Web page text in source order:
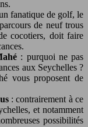
fanatique de golf, le
de neuf trous
cocotiers, doit faire
: purquoi ne pas
aux Seychelles ?
vous proposent de
: contrairement à ce
et notamment
possibilités